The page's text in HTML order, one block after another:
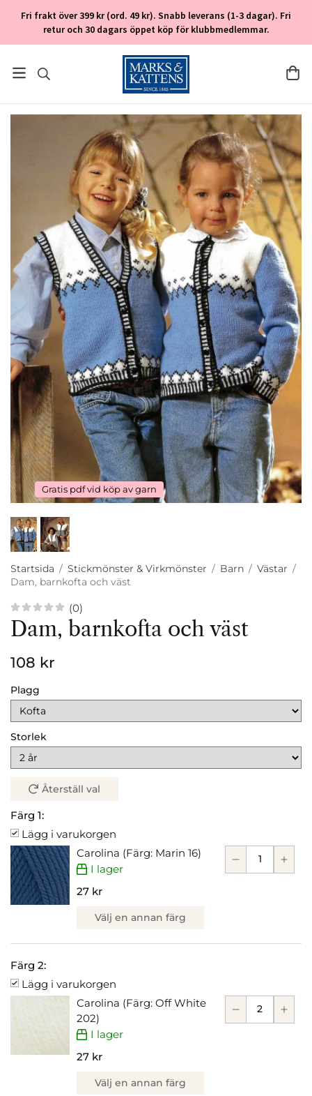
Fri frakt över 399 kr (ord. 49 kr). Snabb leverans (1-3 dagar). Fri
retur och 30 dagars öppet köp för klubbmedlemmar.
Gratis pdf vid köp av garn
Startsida / Stickmönster & Virkmönster / Barn / Västar /
Dam, barnkofta och väst
(0)
Dam, barnkofta och väst
108 kr
Plagg
Storlek
Återställ val
Färg 1:
Lägg i varukorgen
Carolina (Färg: Marin 16)
I lager
27 kr
Välj en annan färg
Färg 2:
Lägg i varukorgen
Carolina (Färg: Off White
202)
I lager
27 kr
Välj en annan färg